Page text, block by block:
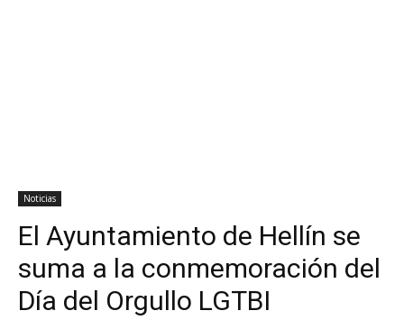
Noticias
El Ayuntamiento de Hellín se
suma a la conmemoración del
Día del Orgullo LGTBI